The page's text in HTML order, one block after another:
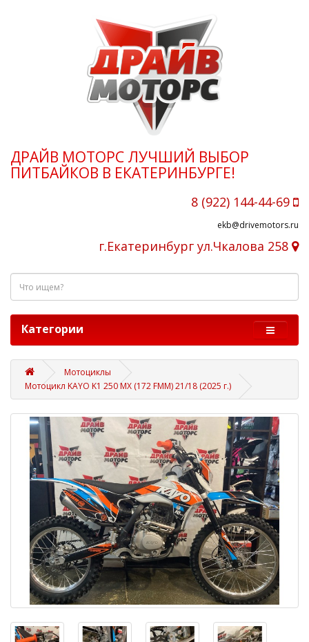
ДРАЙВ МОТОРС ЛУЧШИЙ ВЫБОР
ПИТБАЙКОВ В ЕКАТЕРИНБУРГЕ!
8 (922) 144-44-69
ekb@drivemotors.ru
г.Екатеринбург ул.Чкалова 258
Категории
Мотоциклы
Мотоцикл KAYO K1 250 MX (172 FMM) 21/18 (2025 г.)